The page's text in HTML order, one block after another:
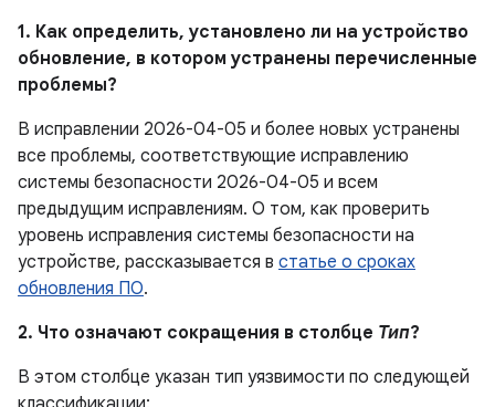
1. Как определить, установлено ли на устройство
обновление, в котором устранены перечисленные
проблемы?
В исправлении 2026-04-05 и более новых устранены
все проблемы, соответствующие исправлению
системы безопасности 2026-04-05 и всем
предыдущим исправлениям. О том, как проверить
уровень исправления системы безопасности на
устройстве, рассказывается в статье о сроках
обновления ПО.
2. Что означают сокращения в столбце Тип?
В этом столбце указан тип уязвимости по следующей